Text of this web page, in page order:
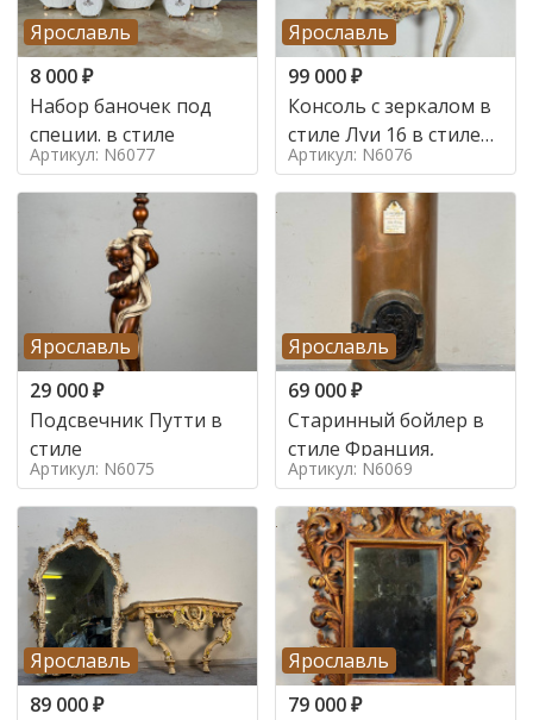
Ярославль
8 000₽
Набор баночек под
специи. в стиле
Артикул: N6077
Ярославль
99 000₽
Консоль с зеркалом в
стиле Луи 16 в стиле
Луи 16, Италия,
Артикул: N6076
Ярославль
29 000₽
Подсвечник Путти в
стиле
Артикул: N6075
Ярославль
69 000₽
Старинный бойлер в
стиле Франция,
Артикул: N6069
Ярославль
89 000₽
Ярославль
79 000₽